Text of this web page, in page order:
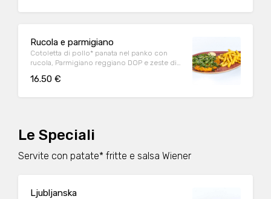
Rucola e parmigiano
Cotoletta di pollo* panata nel panko con
rucola, Parmigiano reggiano DOP e zeste di
16.50 €
Le Speciali
Servite con patate* fritte e salsa Wiener
Ljubljanska